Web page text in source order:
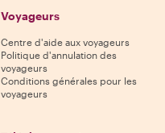
Voyageurs
Centre d'aide aux voyageurs
Politique d'annulation des
voyageurs
Conditions générales pour les
voyageurs